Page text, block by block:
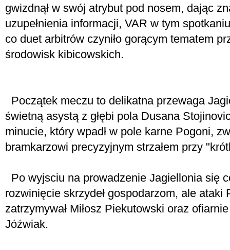
gwizdnął w swój atrybut pod nosem, dając
uzupełnienia informacji, VAR w tym
co duet arbitrów czyniło gorącym tematem
środowisk kibicowskich.
Początek meczu to delikatna przewaga
świetną asystą z głębi pola Dusana
minucie, który wpadł w pole karne Pogoni,
bramkarzowi precyzyjnym strzałem przy
Po wyjsciu na prowadzenie Jagiellonia się
rozwinięcie skrzydeł gospodarzom, ale ataki
zatrzymywał Miłosz Piekutowski oraz
Jóźwiak.